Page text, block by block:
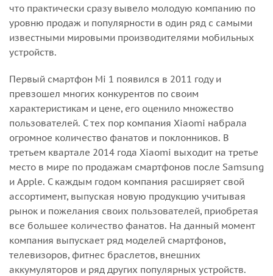
что практически сразу вывело молодую компанию по
уровню продаж и популярности в один ряд с самыми
известными мировыми производителями мобильных
устройств.
Первый смартфон Mi 1 появился в 2011 году и
превзошел многих конкурентов по своим
характеристикам и цене, его оценило множество
пользователей. С тех пор компания Xiaomi набрала
огромное количество фанатов и поклонников. В
третьем квартале 2014 года Xiaomi выходит на третье
место в мире по продажам смартфонов после Samsung
и Apple. С каждым годом компания расширяет свой
ассортимент, выпуская новую продукцию учитывая
рынок и пожелания своих пользователей, приобретая
все большее количество фанатов. На данный момент
компания выпускает ряд моделей смартфонов,
телевизоров, фитнес браслетов, внешних
аккумуляторов и ряд других популярных устройств.